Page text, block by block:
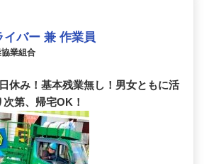
イバー 兼 作業員
業組合
休み！基本残業無し！男女ともに活
第、帰宅OK！